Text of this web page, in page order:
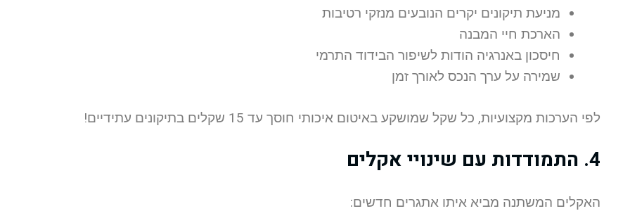
מניעת תיקונים יקרים הנובעים מנזקי רטיבות
הארכת חיי המבנה
חיסכון באנרגיה הודות לשיפור הבידוד התרמי
שמירה על ערך הנכס לאורך זמן
לפי הערכות מקצועיות, כל שקל שמושקע באיטום איכותי חוסך עד 15 שקלים בתיקונים עתידיים!
4. התמודדות עם שינויי אקלים
האקלים המשתנה מביא איתו אתגרים חדשים: